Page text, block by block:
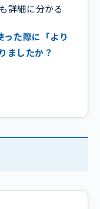
詳細に分かる
た際に「より
ましたか？